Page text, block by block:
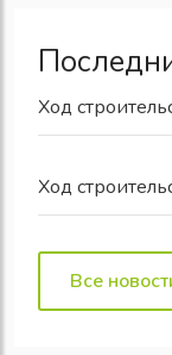
Ход
Ход
Все